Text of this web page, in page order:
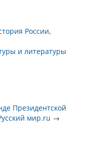
России
и литературы
Президентской
мир.ru →